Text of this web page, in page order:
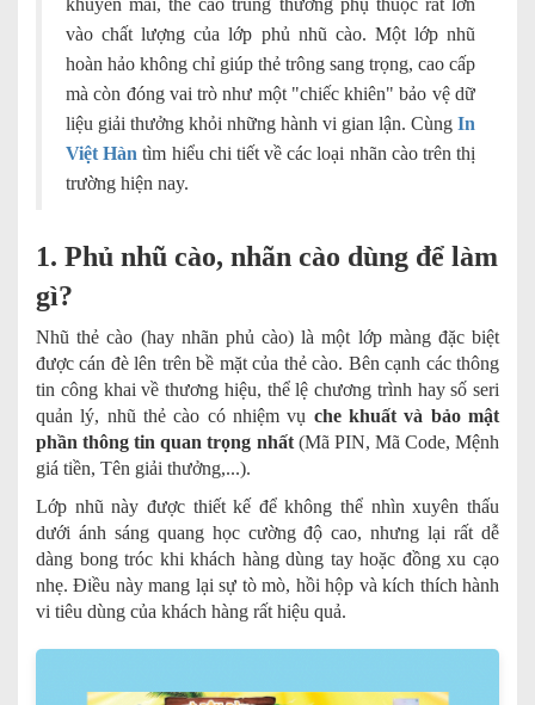
khuyến mãi, thẻ cào trúng thưởng phụ thuộc rất lớn
vào chất lượng của lớp phủ nhũ cào. Một lớp nhũ
hoàn hảo không chỉ giúp thẻ trông sang trọng, cao cấp
mà còn đóng vai trò như một "chiếc khiên" bảo vệ dữ
liệu giải thưởng khỏi những hành vi gian lận. Cùng In
Việt Hàn tìm hiểu chi tiết về các loại nhãn cào trên thị
trường hiện nay.
1. Phủ nhũ cào, nhãn cào dùng để làm
gì?
Nhũ thẻ cào (hay nhãn phủ cào) là một lớp màng đặc biệt
được cán đè lên trên bề mặt của thẻ cào. Bên cạnh các thông
tin công khai về thương hiệu, thể lệ chương trình hay số seri
quản lý, nhũ thẻ cào có nhiệm vụ che khuất và bảo mật
phần thông tin quan trọng nhất(Mã PIN, Mã Code, Mệnh
giá tiền, Tên giải thưởng,...).
Lớp nhũ này được thiết kế để không thể nhìn xuyên thấu
dưới ánh sáng quang học cường độ cao, nhưng lại rất dễ
dàng bong tróc khi khách hàng dùng tay hoặc đồng xu cạo
nhẹ. Điều này mang lại sự tò mò, hồi hộp và kích thích hành
vi tiêu dùng của khách hàng rất hiệu quả.